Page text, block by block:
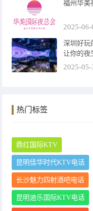
福州华美
2025-06-
深圳好玩
让你的夜
2025-05-
热门标签
鼎红国际KTV
昆明佳华时代KTV电话
长沙魅力四射酒吧电话
昆明迪乐国际KTV电话